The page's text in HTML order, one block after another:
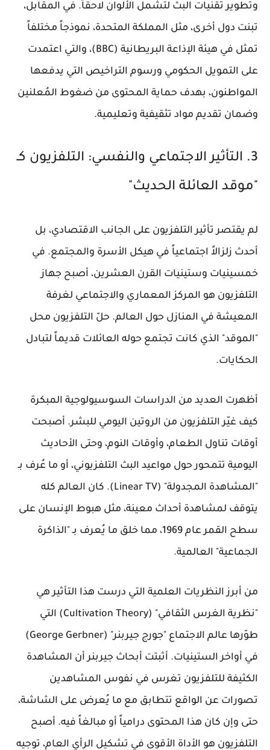
وتطوير تقنيات البث لتشمل الألوان لاحقاً. في المقابل،
تبنت دول أخرى، مثل المملكة المتحدة، نموذجاً مختلفاً
تمثل في هيئة الإذاعة البريطانية (BBC)، والتي اعتمدت
على التمويل الحكومي ورسوم التراخيص التي يدفعها
المواطنون، بهدف حماية المحتوى من ضغوط المُعلنين
وضمان تقديم مواد تثقيفية وتعليمية.
3. التأثير الاجتماعي والنفسي: التلفزيون كـ
"موقد العائلة الحديث"
لم يقتصر تأثير التلفزيون على الجانب الاقتصادي، بل
أحدث زلزالاً اجتماعياً في هيكل الأسرة والمجتمع. في
خمسينيات وستينيات القرن العشرين، أصبح جهاز
التلفزيون هو المركز المعماري والاجتماعي لغرفة
المعيشة في المنازل حول العالم. حلّ التلفزيون محل
"الموقد" الذي كانت تجتمع حوله العائلات قديماً لتبادل
الحكايات.
أظهرت العديد من الدراسات السوسيولوجية المبكرة
كيف غيّر التلفزيون من الروتين اليومي للبشر. أصبحت
أوقات تناول الطعام، وأوقات النوم، وحتى الأحاديث
اليومية تتمحور حول مواعيد البث التلفزيوني، أو ما عُرف بـ
"المشاهدة المجدولة" (Linear TV). كان العالم كله
يتوقف لمشاهدة أحداث معينة، مثل هبوط الإنسان على
سطح القمر عام 1969، مما خلق ما يُعرف بـ "الذاكرة
الجماعية" العالمية.
من أبرز النظريات العلمية التي درست هذا التأثير هي
"نظرية الغرس الثقافي" (Cultivation Theory) التي
طوّرها عالم الاجتماع "جورج جيربنر" (George Gerbner)
في أواخر الستينيات. أثبتت أبحاث جيربنر أن المشاهدة
الكثيفة للتلفزيون تغرس في نفوس المشاهدين
تصورات عن الواقع تتطابق مع ما يُعرض على الشاشة،
حتى وإن كان هذا المحتوى درامياً أو مبالغاً فيه. أصبح
التلفزيون هو الأداة الأقوى في تشكيل الرأي العام، توجيه